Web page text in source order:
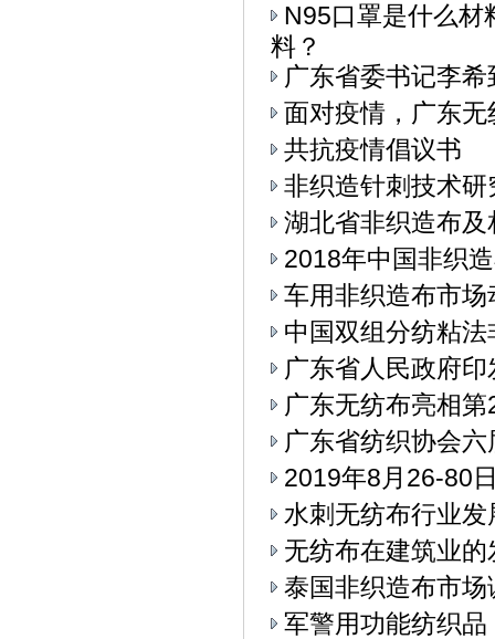
N95口罩是什么材
料？
广东省委书记李
面对疫情，广东
共抗疫情倡议书
非织造针刺技术
湖北省非织造布
2018年中国非织
车用非织造布市场
中国双组分纺粘
广东省人民政府
广东无纺布亮相
广东省纺织协会
2019年8月26-80
水刺无纺布行业
无纺布在建筑业的
泰国非织造布市场
军警用功能纺织品